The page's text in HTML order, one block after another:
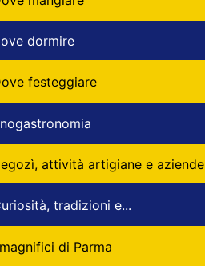
dormire
festeggiare
attività artigiane e aziende
tradizioni e...
di Parma